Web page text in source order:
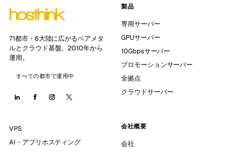
71都市・6大陸に広がるベアメタ
ルとクラウド基盤。2010年から
運用。
すべての都市で運用中
製品
専用サーバー
GPUサーバー
10Gbpsサーバー
プロモーションサーバー
全拠点
クラウドサーバー
VPS
AI・アプリホスティング
会社概要
会社